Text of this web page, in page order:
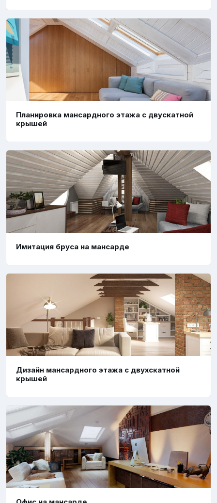
Планировка мансардного этажа с двускатной
крышей
Имитация бруса на мансарде
Дизайн мансардного этажа с двухскатной
крышей